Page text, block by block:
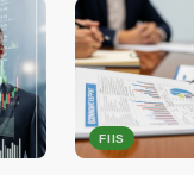
FIIS